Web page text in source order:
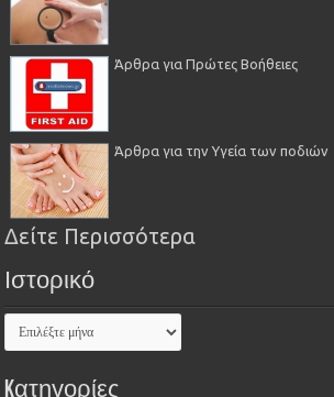
Άρθρα για Πρώτες Βοήθειες
Άρθρα για την Υγεία των ποδιών
Δείτε Περισσότερα
Ιστορικό
Kατηγορίες